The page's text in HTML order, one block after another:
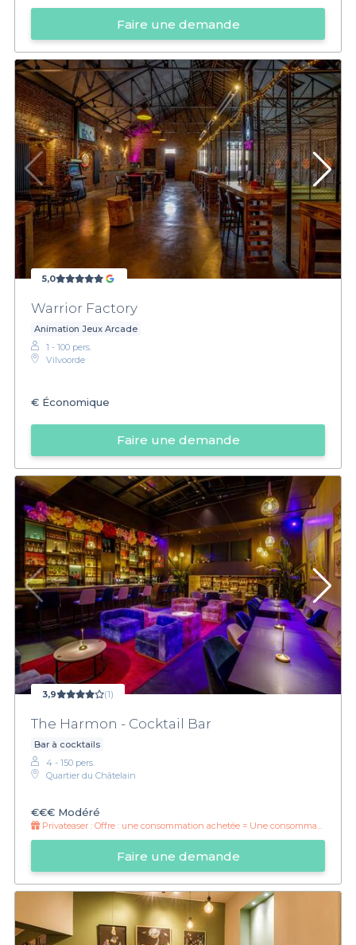
Faire une demande
5,0
Warrior Factory
Animation Jeux Arcade
1 - 100 pers.
Vilvoorde
€ Économique
Faire une demande
3,9 (1)
The Harmon - Cocktail Bar
Bar à cocktails
4 - 150 pers.
Quartier du Châtelain
€€€ Modéré
Privateaser : Offre : une consommation achetée = Une consommation offerte
Faire une demande